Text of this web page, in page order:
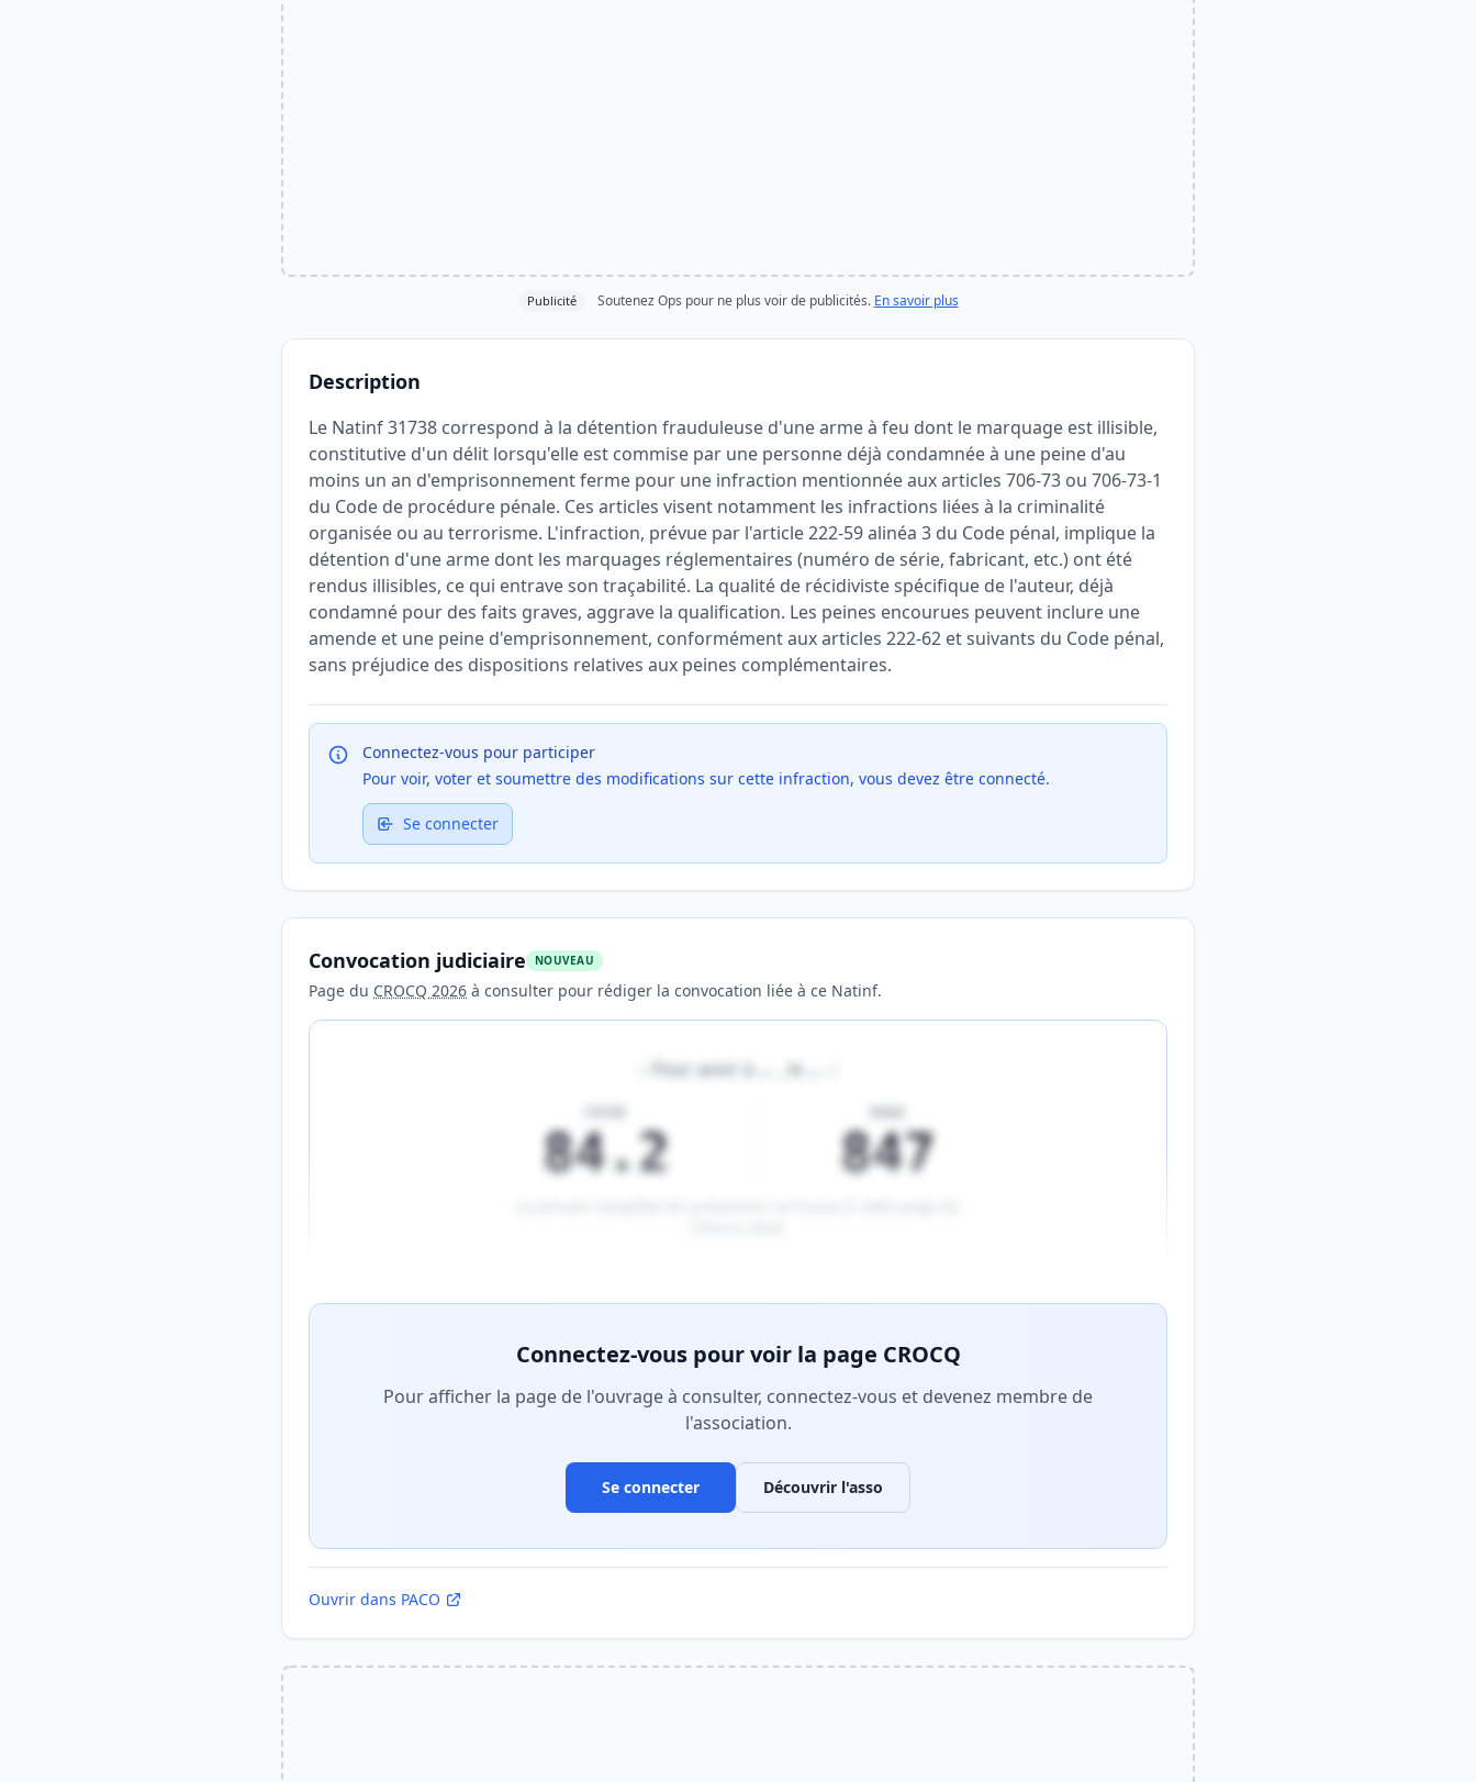
Publicité Soutenez Ops pour ne plus voir de publicités. En savoir plus
Description
Le Natinf 31738 correspond à la détention frauduleuse d'une arme à feu dont le marquage est illisible,
constitutive d'un délit lorsqu'elle est commise par une personne déjà condamnée à une peine d'au
moins un an d'emprisonnement ferme pour une infraction mentionnée aux articles 706-73 ou 706-73-1
du Code de procédure pénale. Ces articles visent notamment les infractions liées à la criminalité
organisée ou au terrorisme. L'infraction, prévue par l'article 222-59 alinéa 3 du Code pénal, implique la
détention d'une arme dont les marquages réglementaires (numéro de série, fabricant, etc.) ont été
rendus illisibles, ce qui entrave son traçabilité. La qualité de récidiviste spécifique de l'auteur, déjà
condamné pour des faits graves, aggrave la qualification. Les peines encourues peuvent inclure une
amende et une peine d'emprisonnement, conformément aux articles 222-62 et suivants du Code pénal,
sans préjudice des dispositions relatives aux peines complémentaires.
Connectez-vous pour participer
Pour voir, voter et soumettre des modifications sur cette infraction, vous devez être connecté.
Se connecter
Convocation judiciaire NOUVEAU
Page du CROCQ 2026 à consulter pour rédiger la convocation liée à ce Natinf.
Pour avoir à , le
84.2 847
Connectez-vous pour voir la page CROCQ
Pour afficher la page de l'ouvrage à consulter, connectez-vous et devenez membre de
l'association.
Se connecter Découvrir l'asso
Ouvrir dans PACO